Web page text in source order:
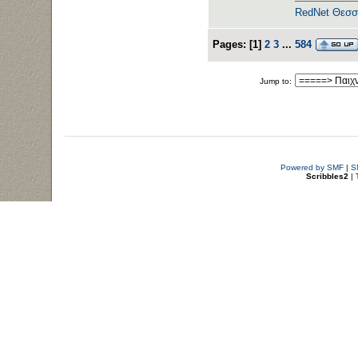
RedNet
Pages: [1] 2 3 ... 584
Jump to:
Powered by SMF|
Scribbles2 |